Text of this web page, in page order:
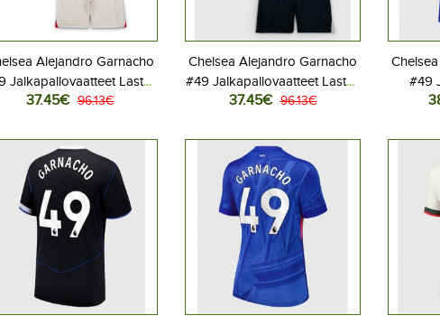
Alejandro Garnacho
Jalkapallovaatteet Lasten
Vieraspeliasu 2025-26
housut)
37.45€ 96.13€
Chelsea Alejandro Garnacho
#49 Jalkapallovaatteet Lasten
Kolmas peliasu 2025-26
housut)
37.45€ 96.13€
#49